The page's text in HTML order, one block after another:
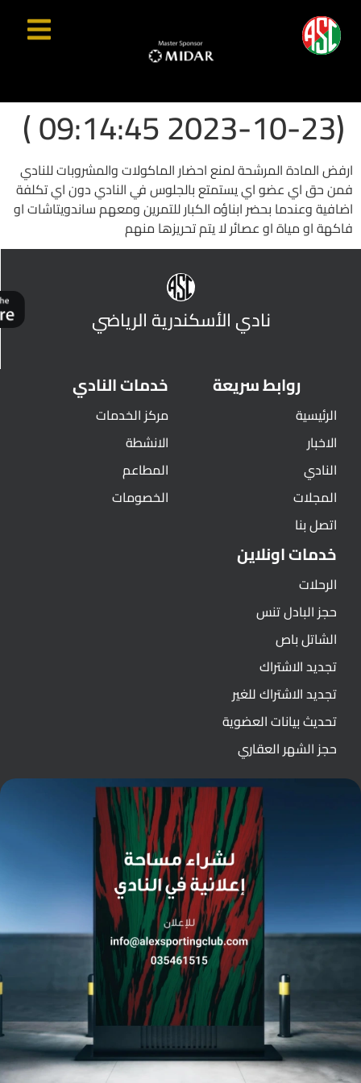
(2023-10-23 09:14:45 )
ارفض المادة المرشحة لمنع احضار الماكولات والمشروبات للنادي
فمن حق اي عضو اي يستمتع بالجلوس في النادي دون اي تكلفة
اضافية وعندما بحضر ابناؤه الكبار للتمرين ومعهم ساندويتاشات او
فاكهة او مياة او عصائر لا يتم تحريزها منهم
نادي الأسكندرية الرياضي
روابط سريعة
الرئيسية
الاخبار
النادي
المجلات
اتصل بنا
خدمات النادي
مركز الخدمات
الانشطة
المطاعم
الخصومات
خدمات اونلاين
الرحلات
حجز البادل تنس
الشاتل باص
تجديد الاشتراك
تجديد الاشتراك للغير
تحديث بيانات العضوية
حجز الشهر العقاري